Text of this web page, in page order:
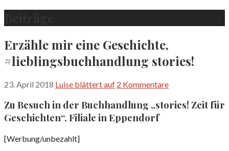
Erzähle mir eine Geschichte,
#lieblingsbuchhandlung stories!
23. April 2018 Luise blättert auf 2 Kommentare
Zu Besuch in der Buchhandlung „stories! Zeit für
Geschichten“, Filiale in Eppendorf
[Werbung/unbezahlt]